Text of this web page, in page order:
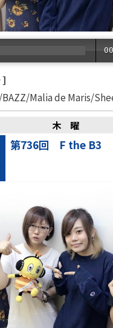
BAZZ/Malia de Maris/
木曜
第736回 F the B3